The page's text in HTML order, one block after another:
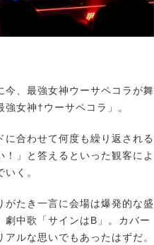
今、最強女神ウーサペコラが舞
女神†ウーサペコラ」。
合わせて何度も繰り返される
！」と答えるといった観客によ
く。
たき一言に会場は爆発的な盛
劇中歌「サインはB」。カバー
ルな思いでもあったはずだ。